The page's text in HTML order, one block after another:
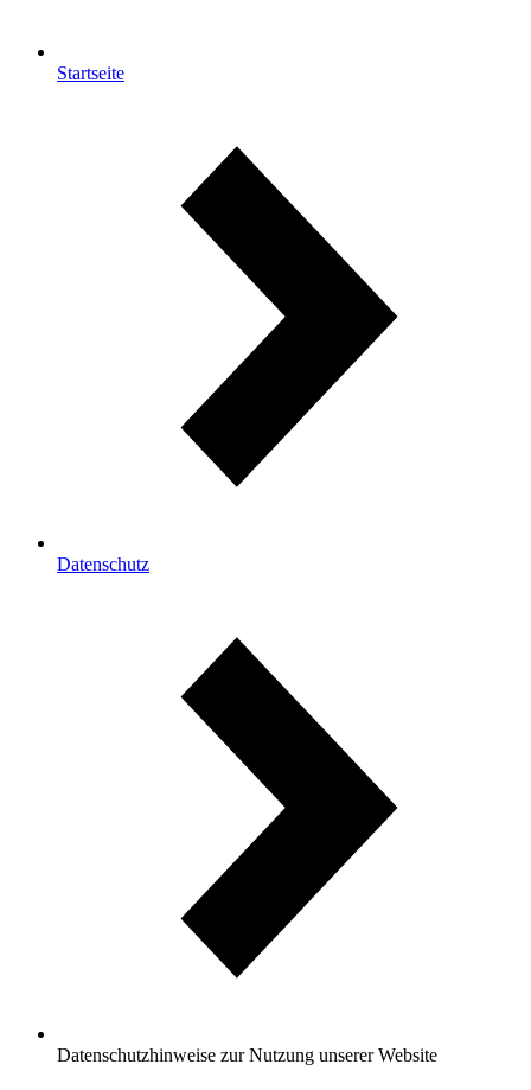
Startseite
Datenschutz
Datenschutzhinweise zur Nutzung unserer Website